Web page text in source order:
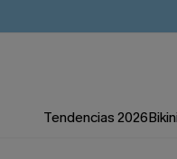
Tendencias 2026